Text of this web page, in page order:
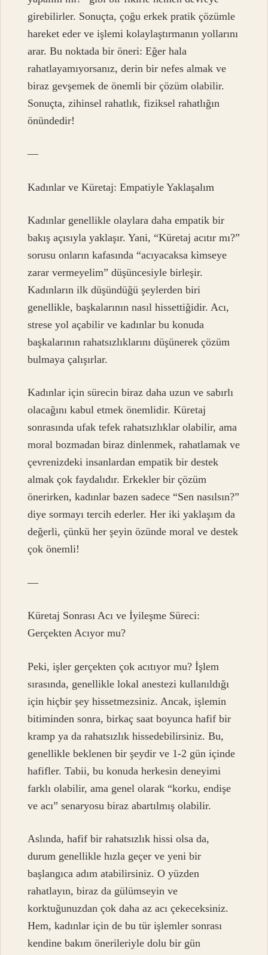
girebilirler. Sonuçta, çoğu erkek pratik çözümle
hareket eder ve işlemi kolaylaştırmanın yollarını
arar. Bu noktada bir öneri: Eğer hala
rahatlayamıyorsanız, derin bir nefes almak ve
biraz gevşemek de önemli bir çözüm olabilir.
Sonuçta, zihinsel rahatlık, fiziksel rahatlığın
önündedir!
—
Kadınlar ve Küretaj: Empatiyle Yaklaşalım
Kadınlar genellikle olaylara daha empatik bir
bakış açısıyla yaklaşır. Yani, “Küretaj acıtır mı?”
sorusu onların kafasında “acıyacaksa kimseye
zarar vermeyelim” düşüncesiyle birleşir.
Kadınların ilk düşündüğü şeylerden biri
genellikle, başkalarının nasıl hissettiğidir. Acı,
strese yol açabilir ve kadınlar bu konuda
başkalarının rahatsızlıklarını düşünerek çözüm
bulmaya çalışırlar.
Kadınlar için sürecin biraz daha uzun ve sabırlı
olacağını kabul etmek önemlidir. Küretaj
sonrasında ufak tefek rahatsızlıklar olabilir, ama
moral bozmadan biraz dinlenmek, rahatlamak ve
çevrenizdeki insanlardan empatik bir destek
almak çok faydalıdır. Erkekler bir çözüm
önerirken, kadınlar bazen sadece “Sen nasılsın?”
diye sormayı tercih ederler. Her iki yaklaşım da
değerli, çünkü her şeyin özünde moral ve destek
çok önemli!
—
Küretaj Sonrası Acı ve İyileşme Süreci:
Gerçekten Acıyor mu?
Peki, işler gerçekten çok acıtıyor mu? İşlem
sırasında, genellikle lokal anestezi kullanıldığı
için hiçbir şey hissetmezsiniz. Ancak, işlemin
bitiminden sonra, birkaç saat boyunca hafif bir
kramp ya da rahatsızlık hissedebilirsiniz. Bu,
genellikle beklenen bir şeydir ve 1-2 gün içinde
hafifler. Tabii, bu konuda herkesin deneyimi
farklı olabilir, ama genel olarak “korku, endişe
ve acı” senaryosu biraz abartılmış olabilir.
Aslında, hafif bir rahatsızlık hissi olsa da,
durum genellikle hızla geçer ve yeni bir
başlangıca adım atabilirsiniz. O yüzden
rahatlayın, biraz da gülümseyin ve
korktuğunuzdan çok daha az acı çekeceksiniz.
Hem, kadınlar için de bu tür işlemler sonrası
kendine bakım önerileriyle dolu bir gün